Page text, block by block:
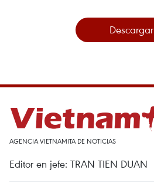
Descargar
AGENCIA VIETNAMITA DE NOTICIAS
Editor en jefe: TRAN TIEN DUAN